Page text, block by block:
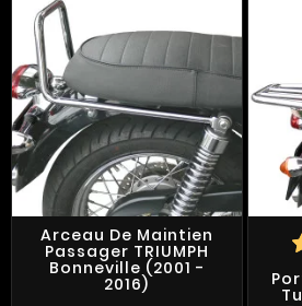
Arceau De Maintien
Passager TRIUMPH
Bonneville (2001 -
2016)